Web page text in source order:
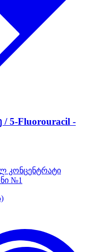
5-Fluorouracil -
კონცენტრატი
№1